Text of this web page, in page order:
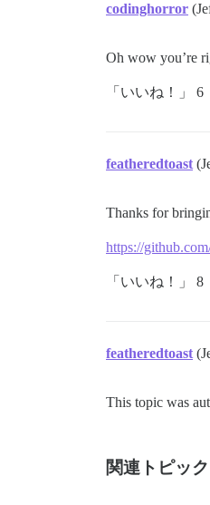
codinghorror
Oh wow you’re
「いいね！」 6
featheredtoast
Thanks for
https://
「いいね！」 8
featheredtoast
This topic was
関連トピック